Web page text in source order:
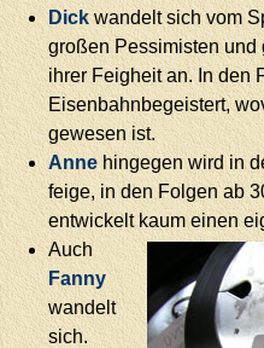
Dickwandelt sich vom
großen Pessimisten und
ihrer Feigheit an. In den
Eisenbahnbegeistert,
gewesen ist.
Annehingegen wird in
feige, in den Folgen ab
entwickelt kaum einen
Auch
Fanny
wandelt
sich.